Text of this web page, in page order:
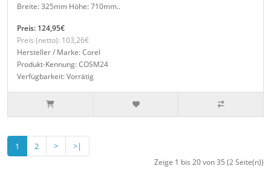
Breite: 325mm Höhe: 710mm..
Preis: 124,95€
Preis (netto): 103,26€
Hersteller / Marke: Corel
Produkt-Kennung: COSM24
Verfügbarkeit: Vorrätig
1 2 > >|
Zeige 1 bis 20 von 35 (2 Seite(n))